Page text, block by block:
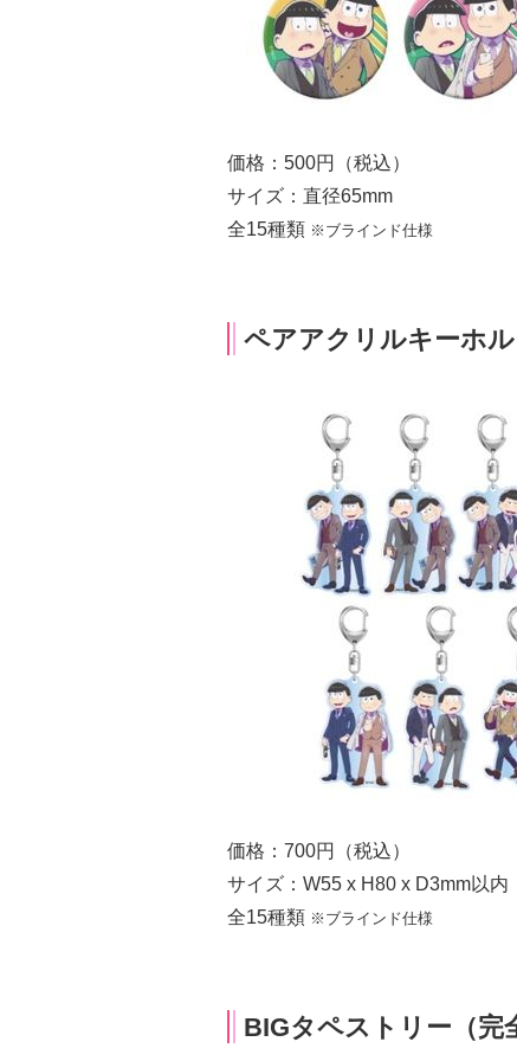
価格：500円（税込）
サイズ：直径65mm
全15種類 ※ブラインド仕様
ペアアクリルキーホ
価格：700円（税込）
サイズ：W55 x H80 x D3mm以内
全15種類 ※ブラインド仕様
BIGタペストリー（完